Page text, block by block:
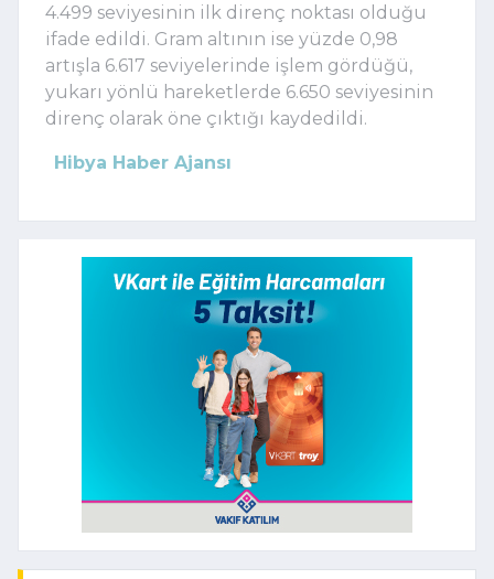
4.499 seviyesinin ilk direnç noktası olduğu
ifade edildi. Gram altının ise yüzde 0,98
artışla 6.617 seviyelerinde işlem gördüğü,
yukarı yönlü hareketlerde 6.650 seviyesinin
direnç olarak öne çıktığı kaydedildi.
Hibya Haber Ajansı